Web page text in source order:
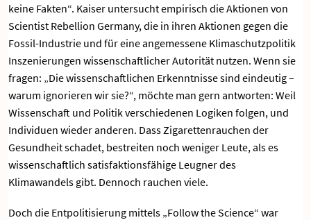
keine Fakten“. Kaiser untersucht empirisch die Aktionen von
Scientist Rebellion Germany, die in ihren Aktionen gegen die
Fossil-Industrie und für eine angemessene Klimaschutzpolitik
Inszenierungen wissenschaftlicher Autorität nutzen. Wenn sie
fragen: „Die wissenschaftlichen Erkenntnisse sind eindeutig –
warum ignorieren wir sie?“, möchte man gern antworten: Weil
Wissenschaft und Politik verschiedenen Logiken folgen, und
Individuen wieder anderen. Dass Zigarettenrauchen der
Gesundheit schadet, bestreiten noch weniger Leute, als es
wissenschaftlich satisfaktionsfähige Leugner des
Klimawandels gibt. Dennoch rauchen viele.
Doch die Entpolitisierung mittels „Follow the Science“ war